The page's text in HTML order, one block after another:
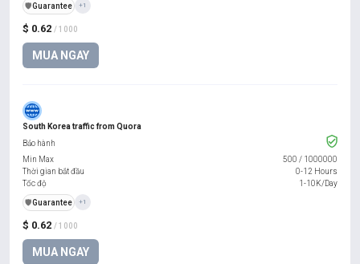
$ 0.62 / 1000
MUA NGAY
️🛡️Guarantee +1
South Korea traffic from Quora
$ 0.62 / 1000
MUA NGAY
Bảo hành
Min Max
500 / 1000000
Thời gian bắt đầu
0-12 Hours
Tốc độ
1-10K/Day
️🛡️Guarantee +1